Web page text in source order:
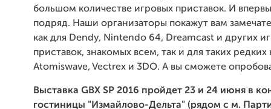
большом количестве игровых приставок. И
подряд. Наши организаторы покажут вам
как для Dendy, Nintendo 64, Dreamcast и других
приставок, знакомых всем, так и для таких редких
Atomiswave, Vectrex и 3DO. А вы сможете
Выставка GBX SP 2016 пройдет 23 и 24 июня в
гостиницы "Измайлово-Дельта" (рядом с м.